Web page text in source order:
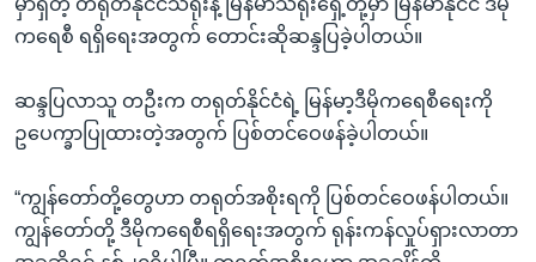
မှာရှိတဲ့ တရုတ်နိုင်ငံသံရုံးနဲ့ မြန်မာသံရုံးရှေ့တို့မှာ မြန်မာနိုင်ငံ ဒီမို
ကရေစီ ရရှိရေးအတွက် တောင်းဆိုဆန္ဒပြခဲ့ပါတယ်။
ဆန္ဒပြလာသူ တဦးက တရုတ်နိုင်ငံရဲ့ မြန်မာ့ဒီမိုကရေစီရေးကို
ဥပေက္ခာပြုထားတဲ့အတွက် ပြစ်တင်ဝေဖန်ခဲ့ပါတယ်။
“ကျွန်တော်တို့တွေဟာ တရုတ်အစိုးရကို ပြစ်တင်ဝေဖန်ပါတယ်။
ကျွန်တော်တို့ ဒီမိုကရေစီရရှိရေးအတွက် ရုန်းကန်လှုပ်ရှားလာတာ